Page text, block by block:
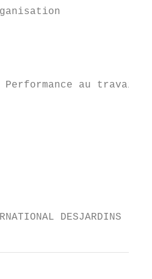
Performance au travail
DESJARDINS